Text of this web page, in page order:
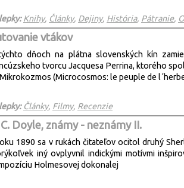
Knihy, Články, Dejiny, História, Pátranie,
vtákov
dňoch na plátna slovenských kín
tvorcu Jacquesa Perrina, ktorého
(Microcosmos: le peuple de
Články, Filmy, Recenzie
Doyle, známy - neznámy II.
1890 sa v rukách čitateľov ocitol druhý
iný ovplyvnil indickými motívmi
Holmesovej dokonalej